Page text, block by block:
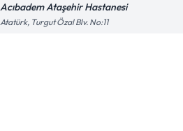
Acıbadem Ataşehir Hastanesi
Atatürk, Turgut Özal Blv. No:11